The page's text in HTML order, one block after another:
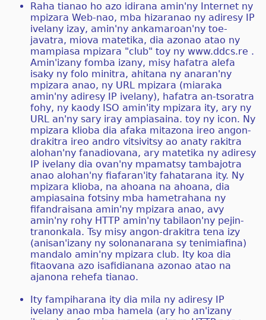
Raha tianao ho azo idirana amin'ny Internet ny
mpizara Web-nao, mba hizaranao ny adiresy IP
ivelany izay, amin'ny ankamaroan'ny toe-
javatra, miova matetika, dia azonao atao ny
mampiasa mpizara "club" toy ny www.ddcs.re .
Amin'izany fomba izany, misy hafatra alefa
isaky ny folo minitra, ahitana ny anaran'ny
mpizara anao, ny URL mpizara (miaraka
amin'ny adiresy IP ivelany), hafatra an-tsoratra
fohy, ny kaody ISO amin'ity mpizara ity, ary ny
URL an'ny sary iray ampiasaina. toy ny icon. Ny
mpizara klioba dia afaka mitazona ireo angon-
drakitra ireo andro vitsivitsy ao anaty rakitra
alohan'ny fanadiovana, ary matetika ny adiresy
IP ivelany dia ovan'ny mpamatsy tambajotra
anao alohan'ny fiafaran'ity fahatarana ity. Ny
mpizara klioba, na ahoana na ahoana, dia
ampiasaina fotsiny mba hametrahana ny
fifandraisana amin'ny mpizara anao, avy
amin'ny rohy HTTP amin'ny tabilaon'ny pejin-
tranonkala. Tsy misy angon-drakitra tena izy
(anisan'izany ny solonanarana sy tenimiafina)
mandalo amin'ny mpizara club. Ity koa dia
fitaovana azo isafidianana azonao atao na
ajanona rehefa tianao.
Ity fampiharana ity dia mila ny adiresy IP
ivelany anao mba hamela (ary ho an'izany